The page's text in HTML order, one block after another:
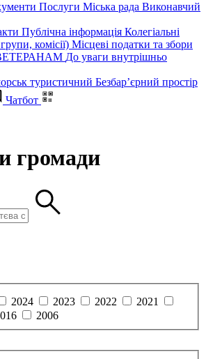
Послуги Міська рада Виконавчий
Публічна інформація Колегіальні
комісії) Місцеві податки та збори
До уваги внутрішньо
туристичний Безбар’єрний простір
Чатбот
громади
2024 2023 2022
2021
2006